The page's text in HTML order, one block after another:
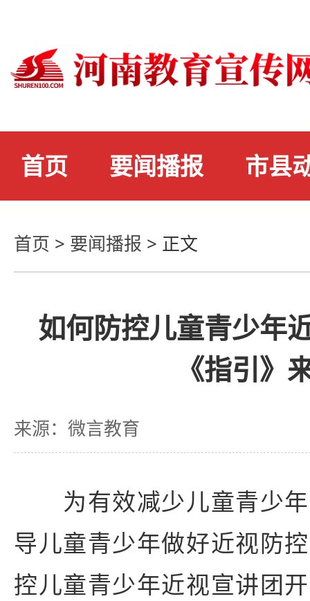
首页 要闻播报 市县
首页 > 要闻播报 > 正文
如何防控儿童青少年
《指引》
来源：微言教育
为有效减少儿童青少年
导儿童青少年做好近视防
控儿童青少年近视宣讲团